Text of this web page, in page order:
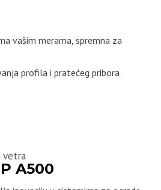
vašim merama, spremna za
profila i pratećeg pribora
vetra
A500